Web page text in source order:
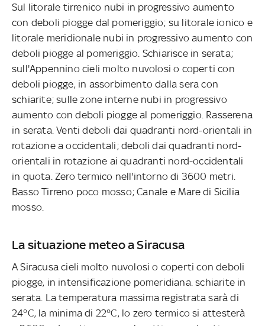
Sul litorale tirrenico nubi in progressivo aumento
con deboli piogge dal pomeriggio; su litorale ionico e
litorale meridionale nubi in progressivo aumento con
deboli piogge al pomeriggio. Schiarisce in serata;
sull'Appennino cieli molto nuvolosi o coperti con
deboli piogge, in assorbimento dalla sera con
schiarite; sulle zone interne nubi in progressivo
aumento con deboli piogge al pomeriggio. Rasserena
in serata. Venti deboli dai quadranti nord-orientali in
rotazione a occidentali; deboli dai quadranti nord-
orientali in rotazione ai quadranti nord-occidentali
in quota. Zero termico nell'intorno di 3600 metri.
Basso Tirreno poco mosso; Canale e Mare di Sicilia
mosso.
La situazione meteo a Siracusa
A Siracusa cieli molto nuvolosi o coperti con deboli
piogge, in intensificazione pomeridiana. schiarite in
serata. La temperatura massima registrata sarà di
24°C, la minima di 22°C, lo zero termico si attesterà